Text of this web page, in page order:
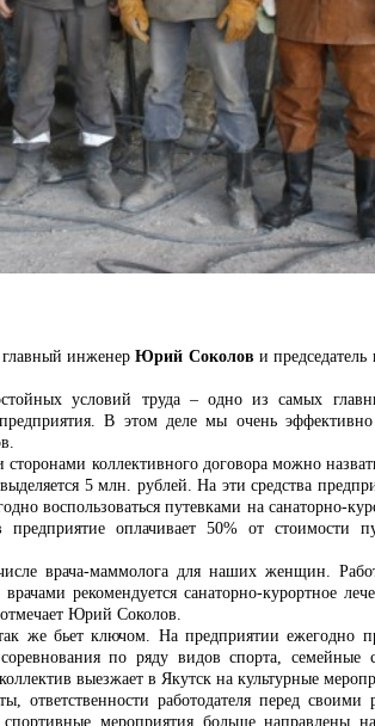
главный инженерЮрий Соколов и
условий труда – одно из самых
В этом деле мы очень
коллективного договора можно
5 млн. рублей. На эти средства
воспользоваться путевками на санаторно-
предприятие оплачивает 50% от стоимости
врача-маммолога для наших женщин.
рекомендуется санаторно-курортное
Юрий Соколов.
же бьет ключом. На предприятии ежегодно
по ряду видов спорта, семейные
выезжает в Якутск на культурные
ответственности работодателя перед своими
мероприятия больше направлены